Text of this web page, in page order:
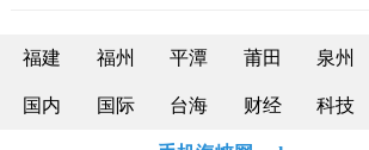
福建 福州 平潭 莆田 泉州
国内 国际 台海 财经 科技